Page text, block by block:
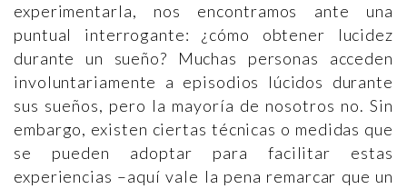
experimentarla, nos encontramos ante una
puntual interrogante: ¿cómo obtener lucidez
durante un sueño? Muchas personas acceden
involuntariamente a episodios lúcidos durante
sus sueños, pero la mayoría de nosotros no. Sin
embargo, existen ciertas técnicas o medidas que
se pueden adoptar para facilitar estas
experiencias –aquí vale la pena remarcar que un